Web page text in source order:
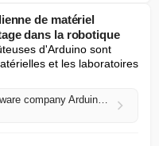
de matériel
dans la robotique
d'Arduino sont
et les laboratoires
Qualcomm acquires Italian hardware company Arduino to push deeper into robotics